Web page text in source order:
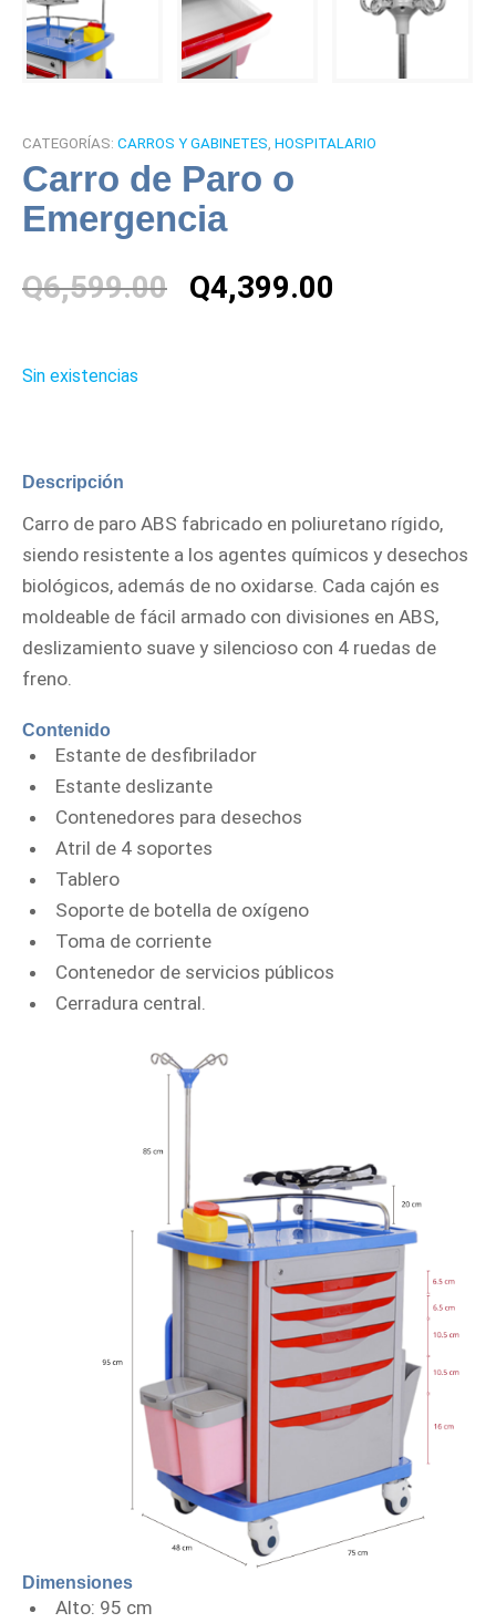
CATEGORÍAS: CARROS Y GABINETES HOSPITALARIO
Carro de Paro o
Emergencia
Q6,599.00 El
precio
Q4,399.00
Sin existencias
Descripción
Carro de paro ABS fabricado en poliuretano rígido,
siendo resistente a los agentes químicos y desechos
biológicos, además de no oxidarse. Cada cajón es
moldeable de fácil armado con divisiones en ABS,
deslizamiento suave y silencioso con 4 ruedas de
freno.
Contenido
Estante de desfibrilador
Estante deslizante
Contenedores para desechos
Atril de 4 soportes
Tablero
Soporte de botella de oxígeno
Toma de corriente
Contenedor de servicios públicos
Cerradura central.
Dimensiones
Alto: 95 cm